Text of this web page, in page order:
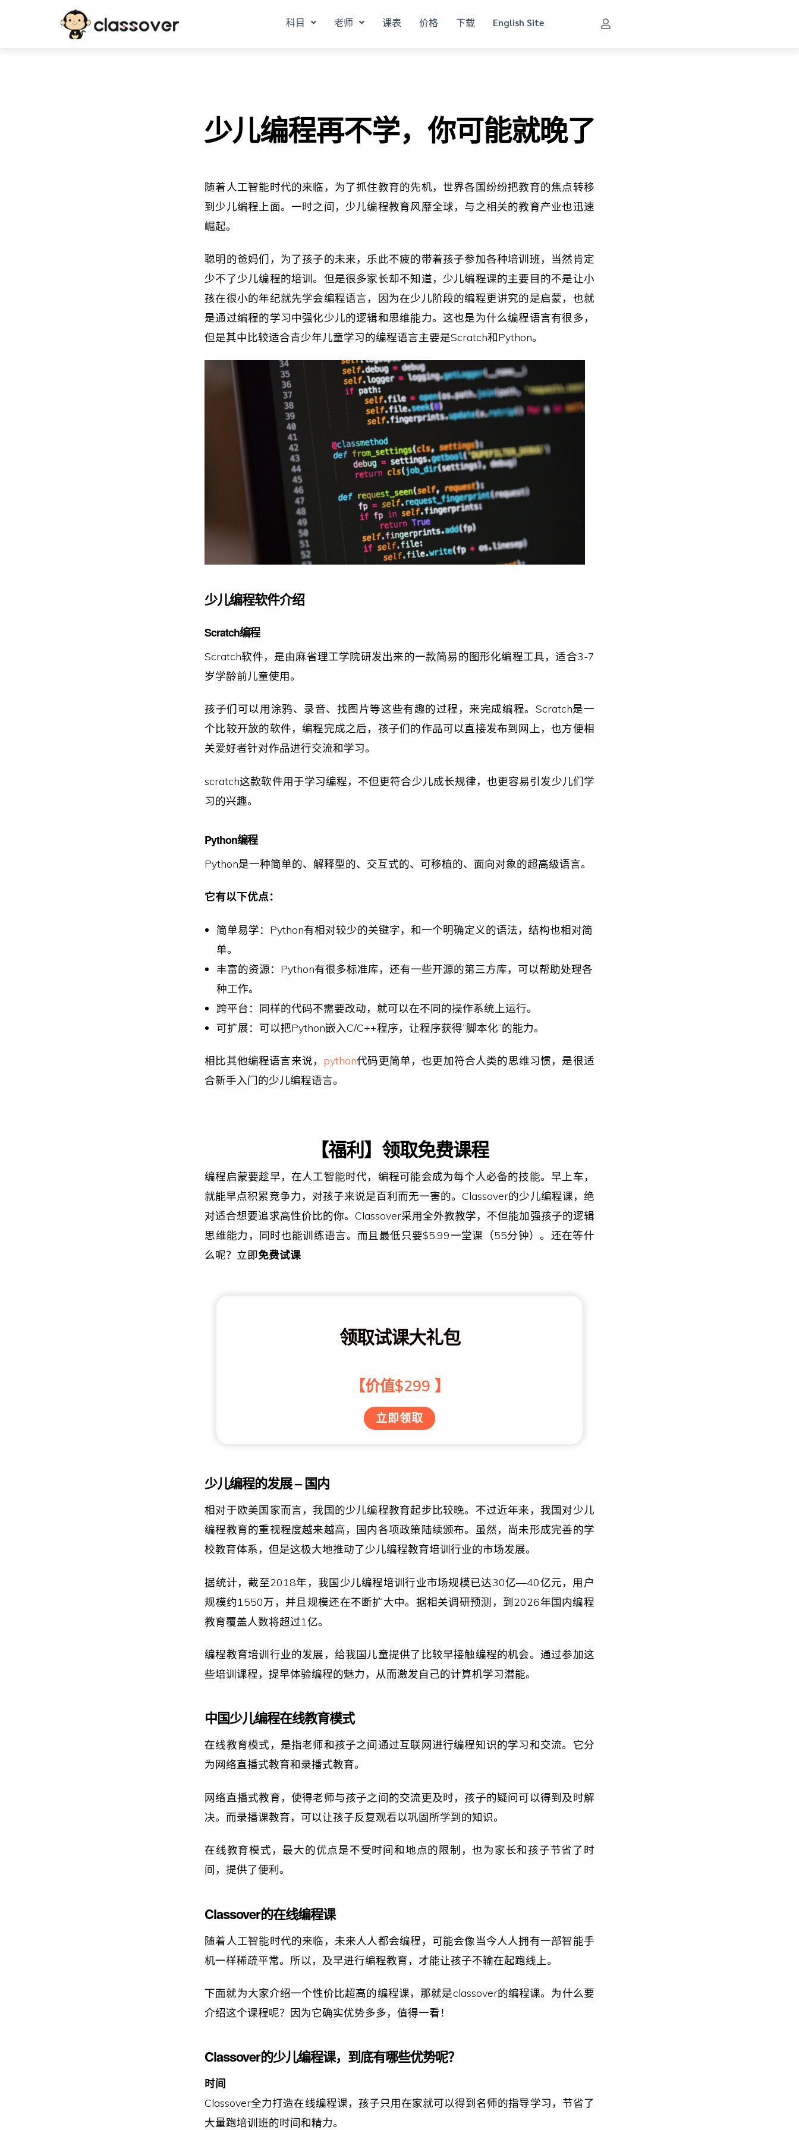
科目 老师 课表 价格 下载 English Site
少儿编程再不学，你可能就晚了
随着人工智能时代的来临，为了抓住教育的先机，世界各国纷纷把教育的焦点转移
到少儿编程上面。一时之间，少儿编程教育风靡全球，与之相关的教育产业也迅速
崛起。
聪明的爸妈们，为了孩子的未来，乐此不疲的带着孩子参加各种培训班，当然肯定
少不了少儿编程的培训。但是很多家长却不知道，少儿编程课的主要目的不是让小
孩在很小的年纪就先学会编程语言，因为在少儿阶段的编程更讲究的是启蒙，也就
是通过编程的学习中强化少儿的逻辑和思维能力。这也是为什么编程语言有很多，
但是其中比较适合青少年儿童学习的编程语言主要是Scratch和Python。
少儿编程软件介绍
Scratch编程
Scratch软件，是由麻省理工学院研发出来的一款简易的图形化编程工具，适合3-7
岁学龄前儿童使用。
孩子们可以用涂鸦、录音、找图片等这些有趣的过程，来完成编程。Scratch是一
个比较开放的软件，编程完成之后，孩子们的作品可以直接发布到网上，也方便相
关爱好者针对作品进行交流和学习。
scratch这款软件用于学习编程，不但更符合少儿成长规律，也更容易引发少儿们学
习的兴趣。
Python编程
Python是一种简单的、解释型的、交互式的、可移植的、面向对象的超高级语言。
它有以下优点：
简单易学：Python有相对较少的关键字，和一个明确定义的语法，结构也相对简
单。
丰富的资源：Python有很多标准库，还有一些开源的第三方库，可以帮助处理各
种工作。
跨平台：同样的代码不需要改动，就可以在不同的操作系统上运行。
可扩展：可以把Python嵌入C/C++程序，让程序获得”脚本化”的能力。
相比其他编程语言来说， python代码更简单，也更加符合人类的思维习惯，是很适
合新手入门的少儿编程语言。
【福利】领取免费课程
编程启蒙要趁早，在人工智能时代，编程可能会成为每个人必备的技能。早上车，
就能早点积累竞争力，对孩子来说是百利而无一害的。Classover的少儿编程课，绝
对适合想要追求高性价比的你。Classover采用全外教教学，不但能加强孩子的逻辑
思维能力，同时也能训练语言。而且最低只要$5.99一堂课（55分钟）。还在等什
么呢？立即免费试课
领取试课大礼包
【价值$299 】
立即领取
少儿编程的发展 – 国内
相对于欧美国家而言，我国的少儿编程教育起步比较晚。不过近年来，我国对少儿
编程教育的重视程度越来越高，国内各项政策陆续颁布。虽然，尚未形成完善的学
校教育体系，但是这极大地推动了少儿编程教育培训行业的市场发展。
据统计，截至2018年，我国少儿编程培训行业市场规模已达30亿—40亿元，用户
规模约1550万，并且规模还在不断扩大中。据相关调研预测，到2026年国内编程
教育覆盖人数将超过1亿。
编程教育培训行业的发展，给我国儿童提供了比较早接触编程的机会。通过参加这
些培训课程，提早体验编程的魅力，从而激发自己的计算机学习潜能。
中国少儿编程在线教育模式
在线教育模式，是指老师和孩子之间通过互联网进行编程知识的学习和交流。它分
为网络直播式教育和录播式教育。
网络直播式教育，使得老师与孩子之间的交流更及时，孩子的疑问可以得到及时解
决。而录播课教育，可以让孩子反复观看以巩固所学到的知识。
在线教育模式，最大的优点是不受时间和地点的限制，也为家长和孩子节省了时
间，提供了便利。
Classover的在线编程课
随着人工智能时代的来临，未来人人都会编程，可能会像当今人人拥有一部智能手
机一样稀疏平常。所以，及早进行编程教育，才能让孩子不输在起跑线上。
下面就为大家介绍一个性价比超高的编程课，那就是classover的编程课。为什么要
介绍这个课程呢？因为它确实优势多多，值得一看！
Classover的少儿编程课，到底有哪些优势呢？
时间
Classover全力打造在线编程课，孩子只用在家就可以得到名师的指导学习，节省了
大量跑培训班的时间和精力。